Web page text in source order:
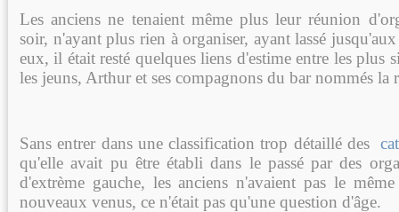
Les anciens ne tenaient même plus leur réunion
soir, n'ayant plus rien à organiser, ayant lassé
eux, il était resté quelques liens d'estime entre les plus
les jeuns, Arthur et ses compagnons du bar nommés la
Sans entrer dans une classification trop détaillé des
qu'elle avait pu être établi dans le passé par des
d'extrème gauche, les anciens n'avaient pas le
nouveaux venus, ce n'était pas qu'une question d'âge.